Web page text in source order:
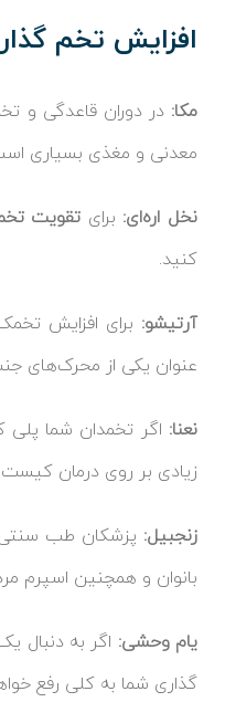
افزایش تخم
مکا: در دوران قاعدگی و
معدنی و مغذی بسیاری
نخل اره‌ای: برای تقویت
کنید.
آرتیشو: برای افزایش
عنوان یکی از محرک‌های
نعنا: اگر تخمدان شما پلی
زیادی بر روی درمان
زنجبیل: پزشکان طب سنتی
بانوان و همچنین اسپرم
یام وحشی: اگر به دنبال
گذاری شما به کلی رفع